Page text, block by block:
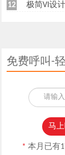
12 极简VI设
免费呼叫-
*本月已有